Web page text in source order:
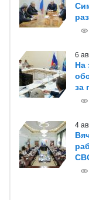
6
На
за
4